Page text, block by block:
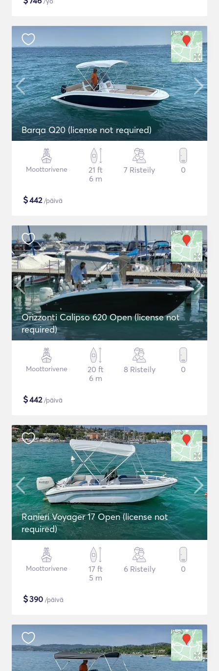
Barqa Q20 (license not required)
Moottorivene
21 ft
6 m
7 Risteily 0
$442/päivä
Orizzonti Calipso 620 Open (license not
required)
Moottorivene
20 ft
6 m
8 Risteily 0
$442/päivä
Ranieri Voyager 17 Open (license not
required)
Moottorivene
17 ft
5 m
6 Risteily 0
$390 /päivä